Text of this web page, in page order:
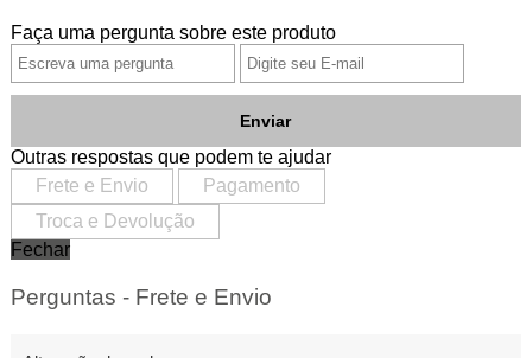
Faça uma pergunta sobre este produto
Enviar
Outras respostas que podem te ajudar
Frete e Envio
Pagamento
Troca e Devolução
Fechar
Perguntas - Frete e Envio